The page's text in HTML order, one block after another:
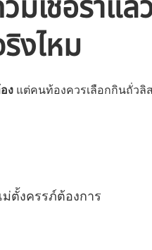
งไหม
ง แต่คนท้องควรเลือกกินถั่วลิ
ตั้งครรภ์ต้องการ